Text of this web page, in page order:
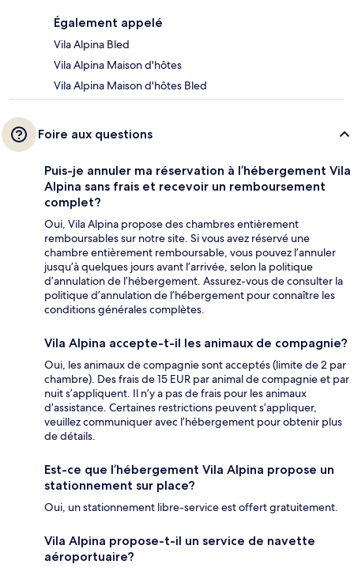
Également appelé
Vila Alpina Bled
Vila Alpina Maison d'hôtes
Vila Alpina Maison d'hôtes Bled
Foire aux questions
Puis-je annuler ma réservation à l’hébergement Vila
Alpina sans frais et recevoir un remboursement
complet?
Oui, Vila Alpina propose des chambres entièrement
remboursables sur notre site. Si vous avez réservé une
chambre entièrement remboursable, vous pouvez l’annuler
jusqu’à quelques jours avant l’arrivée, selon la politique
d’annulation de l’hébergement. Assurez-vous de consulter la
politique d’annulation de l’hébergement pour connaître les
conditions générales complètes.
Vila Alpina accepte-t-il les animaux de compagnie?
Oui, les animaux de compagnie sont acceptés (limite de 2 par
chambre). Des frais de 15 EUR par animal de compagnie et par
nuit s’appliquent. Il n’y a pas de frais pour les animaux
d’assistance. Certaines restrictions peuvent s’appliquer,
veuillez communiquer avec l’hébergement pour obtenir plus
de détails.
Est-ce que l’hébergement Vila Alpina propose un
stationnement sur place?
Oui, un stationnement libre-service est offert gratuitement.
Vila Alpina propose-t-il un service de navette
aéroportuaire?